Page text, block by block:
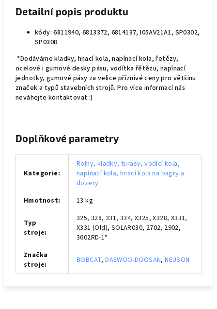
Detailní popis produktu
kódy: 6811940, 6813372, 6814137, I05AV21A1, SP0302,
SP0308
*Dodáváme kladky, hnací kola, napínací kola, řetězy,
ocelové i gumové desky pásu, vodítka řětězu, napínací
jednotky, gumové pásy za velice příznivé ceny pro většinu
značek a typů stavebních strojů. Pro více informací nás
neváhejte kontaktovat :)
Doplňkové parametry
Kategorie:
Rolny, kladky, turasy, vodící kola,
napínací kola, hnací kola na bagry a
dozery
Hmotnost: 13 kg
Typ
stroje:
325, 328, 331, 334, X325, X328, X331,
X331 (Old), SOLAR030, 2702, 2902,
3602RD-1°
Značka
stroje: BOBCAT,DAEWOO-DOOSAN,NEUSON